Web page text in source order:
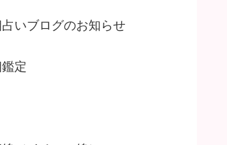
いブログのお知らせ
定